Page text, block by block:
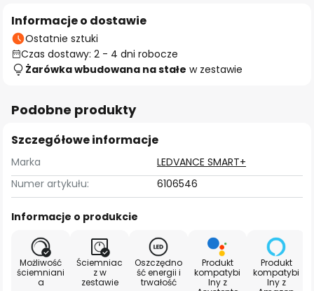
Informacje o dostawie
Ostatnie sztuki
Czas dostawy: 2 - 4 dni robocze
Żarówka wbudowana na stałe w zestawie
Podobne produkty
Szczegółowe informacje
Marka
LEDVANCE SMART+
Numer artykułu:
6106546
Informacje o produkcie
Możliwość
ściemniani
a
Ściemniac
z w
zestawie
Oszczędno
ść energii i
trwałość
Produkt
kompatybi
lny z
Produkt
kompatybi
lny z